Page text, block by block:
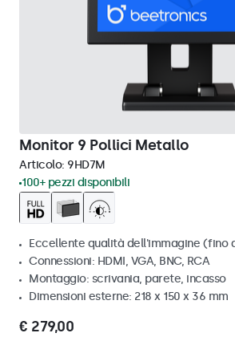
Monitor 9 Pollici Metallo
Articolo: 9HD7M
100+ pezzi disponibili
Eccellente qualità dell'immagine (fino
Connessioni: HDMI, VGA, BNC, RCA
Montaggio: scrivania, parete, incasso
Dimensioni esterne: 218 x 150 x 36 mm
€ 279,00